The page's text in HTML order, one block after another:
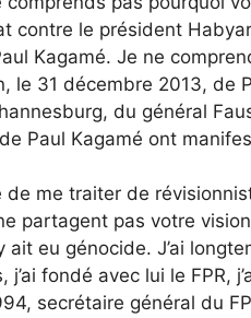
contre le président
Kagamé. Je ne
le 31 décembre 2013, de
du général
Paul Kagamé ont
me traiter de
partagent pas votre
eu génocide. J’ai
fondé avec lui le FPR,
secrétaire général du